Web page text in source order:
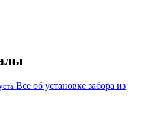
Все об установке забора из